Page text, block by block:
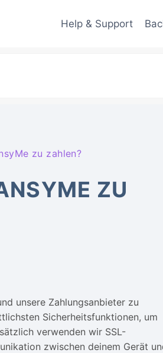
Help & Support
zu zahlen?
ZU
unsere Zahlungsanbieter zu
Sicherheitsfunktionen, um
verwenden wir SSL-
zwischen deinem Gerät